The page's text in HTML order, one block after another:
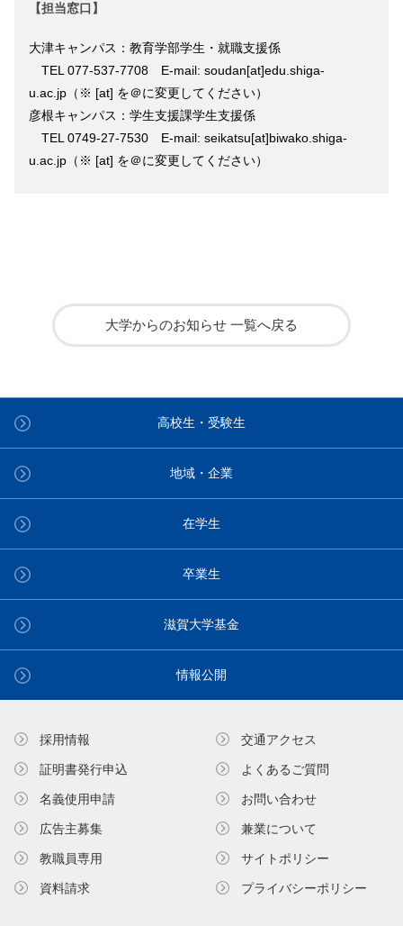
【担当窓口】
大津キャンパス：教育学部学生・就職支援係
TEL 077-537-7708 E-mail: soudan[at]edu.shiga-
u.ac.jp（※ [at] を＠に変更してください）
彦根キャンパス：学生支援課学生支援係
TEL 0749-27-7530 E-mail: seikatsu[at]biwako.shiga-
u.ac.jp（※ [at] を＠に変更してください）
大学からのお知らせ 一覧へ戻る
高校生・受験生
地域・企業
在学生
卒業生
滋賀大学基金
情報公開
採用情報
証明書発⾏申込
名義使⽤申請
広告主募集
教職員専⽤
資料請求
交通アクセス
よくあるご質問
お問い合わせ
兼業について
サイトポリシー
プライバシーポリシー